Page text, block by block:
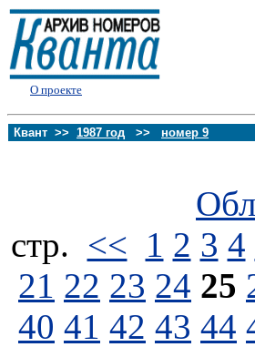
О проекте
Квант >> 1987 год >> номер 9
стp. << 1 2 3 4
21 22 23 24 25
40 41 42 43 44